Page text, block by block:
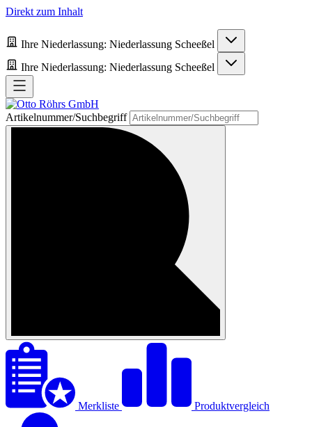
Direkt zum Inhalt
Ihre Niederlassung: Niederlassung Scheeßel
Ihre Niederlassung: Niederlassung Scheeßel
Artikelnummer/Suchbegriff
Merkliste Produktvergleich